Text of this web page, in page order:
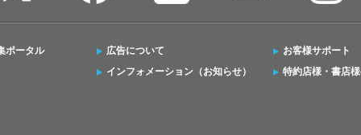
ポータル
広告について
インフォメーション（お知らせ）
お客様サポート
特約店様・書店